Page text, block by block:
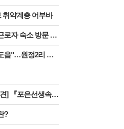
취약계층 어부바
숙소 방문 격려
도로변 목수국 만개
集』은 우리나라에 왜 2책 밖에 없을까?
?